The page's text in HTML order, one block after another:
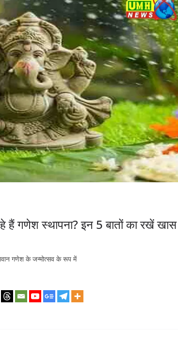
गणेश स्थापना? इन 5 बातों का रखें खास
गणेश के जन्मोत्सव के रूप में